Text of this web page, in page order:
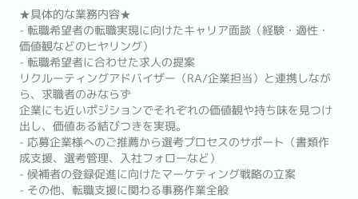
★具体的な業務内容★
- 転職希望者の転職実現に向けたキャリア面談（経験・適性・
価値観などのヒヤリング）
- 転職希望者に合わせた求人の提案
リクルーティングアドバイザー（RA/企業担当）と連携しなが
ら、求職者のみならず
企業にも近いポジションでそれぞれの価値観や持ち味を見つけ
出し、価値ある結びつきを実現。
- 応募企業様へのご推薦から選考プロセスのサポート（書類作
成支援、選考管理、入社フォローなど）
- 候補者の登録促進に向けたマーケティング戦略の立案
- その他、転職支援に関わる事務作業全般